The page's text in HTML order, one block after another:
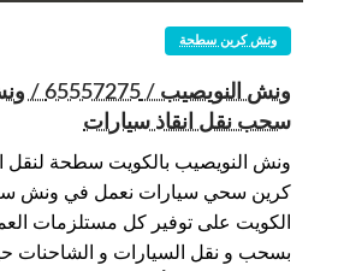
ونش كرين سطحة
ونش
سحب نقل انقاذ سيارات
ونش النويصيب بالكويت سطحة لنقل
كرين سحي سيارات نعمل في ونش
الكويت على توفير كل مستلزمات
بسحب و نقل السيارات و الشاحنات